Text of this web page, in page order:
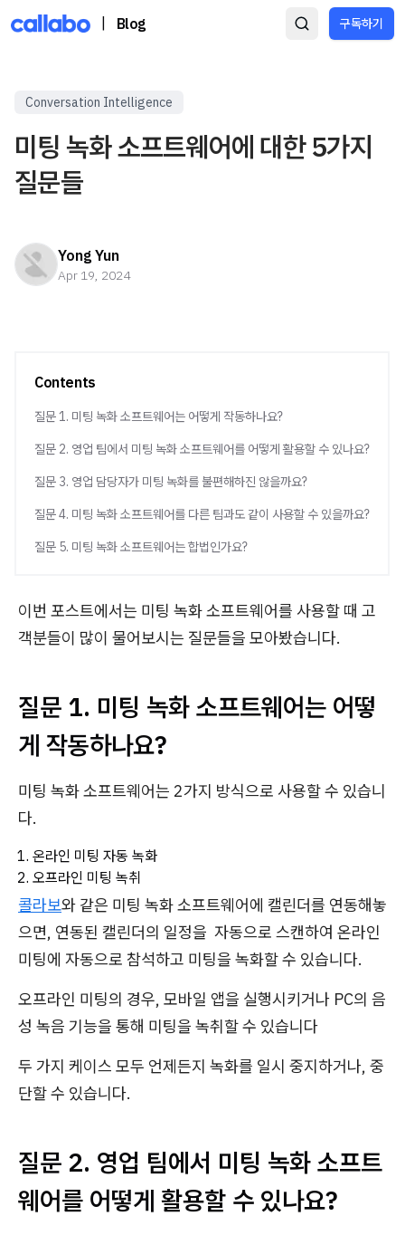
Blog 구독하기
Conversation Intelligence
미팅 녹화 소프트웨어에 대한 5가지
질문들
Yong Yun
Apr 19, 2024
Contents
질문 1. 미팅 녹화 소프트웨어는 어떻게 작동하나요?
질문 2. 영업 팀에서 미팅 녹화 소프트웨어를 어떻게 활용할 수 있나요?
질문 3. 영업 담당자가 미팅 녹화를 불편해하진 않을까요?
질문 4. 미팅 녹화 소프트웨어를 다른 팀과도 같이 사용할 수 있을까요?
질문 5. 미팅 녹화 소프트웨어는 합법인가요?
이번 포스트에서는 미팅 녹화 소프트웨어를 사용할 때 고
객분들이 많이 물어보시는 질문들을 모아봤습니다.
질문 1. 미팅 녹화 소프트웨어는 어떻
게 작동하나요?
미팅 녹화 소프트웨어는 2가지 방식으로 사용할 수 있습니
다.
온라인 미팅 자동 녹화
오프라인 미팅 녹취
콜라보와 같은 미팅 녹화 소프트웨어에 캘린더를 연동해놓
으면, 연동된 캘린더의 일정을 자동으로 스캔하여 온라인
미팅에 자동으로 참석하고 미팅을 녹화할 수 있습니다.
오프라인 미팅의 경우, 모바일 앱을 실행시키거나 PC의 음
성 녹음 기능을 통해 미팅을 녹취할 수 있습니다
두 가지 케이스 모두 언제든지 녹화를 일시 중지하거나, 중
단할 수 있습니다.
질문 2. 영업 팀에서 미팅 녹화 소프트
웨어를 어떻게 활용할 수 있나요?